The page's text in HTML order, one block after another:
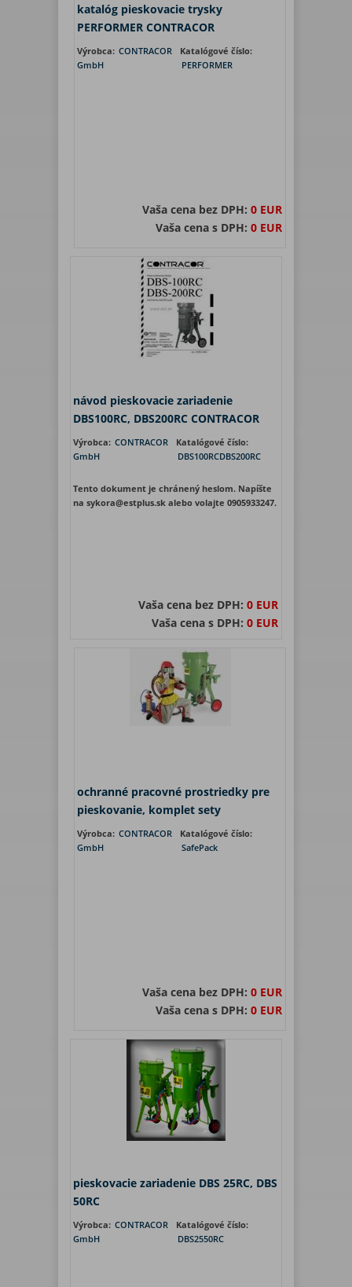
katalóg pieskovacie trysky
PERFORMER CONTRACOR
Výrobca: CONTRACOR
GmbH
Katalógové číslo:
PERFORMER
Vaša cena bez DPH:0 EUR
Vaša cena s DPH:0 EUR
návod pieskovacie zariadenie
DBS100RC, DBS200RC CONTRACOR
Výrobca: CONTRACOR
GmbH
Katalógové číslo:
DBS100RCDBS200RC
Tento dokument je chránený heslom. Napíšte
na sykora@estplus.sk alebo volajte 0905933247.
Vaša cena bez DPH: 0 EUR
Vaša cena s DPH: 0 EUR
ochranné pracovné prostriedky pre
pieskovanie, komplet sety
Výrobca: CONTRACOR
GmbH
Katalógové číslo:
SafePack
Vaša cena bez DPH:0 EUR
Vaša cena s DPH:0 EUR
pieskovacie zariadenie DBS 25RC, DBS
50RC
Výrobca: CONTRACOR
GmbH
Katalógové číslo:
DBS2550RC